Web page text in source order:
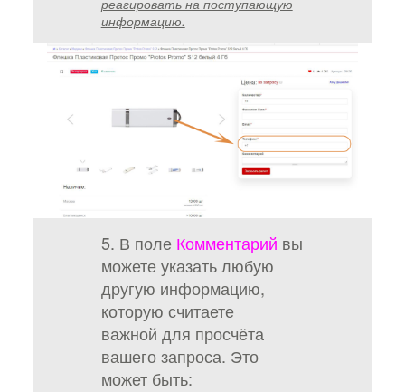
информацию.
5. В поле Комментарий вы
можете указать любую
другую информацию,
которую считаете
важной для просчёта
вашего запроса. Это
может быть: